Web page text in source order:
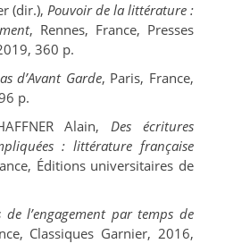
(dir.), Pouvoir de la littérature :
, Rennes, France, Presses
360 p.
d’Avant Garde, Paris, France,
p.
Alain,Des écritures
: littérature française
Éditions universitaires de
de l’engagement par temps de
Classiques Garnier, 2016,